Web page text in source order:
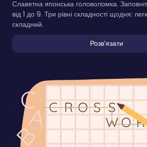
Славетна японська головоломка.
від 1 до 9. Три рівні складності щодня:
складний.
Розвʼязати